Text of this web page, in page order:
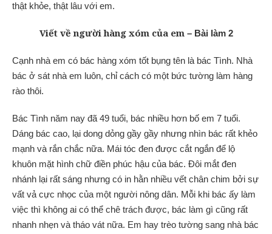
thật khỏe, thật lâu với em.
Viết về người hàng xóm của em – Bài làm 2
Cạnh nhà em có bác hàng xóm tốt bụng tên là bác Tình. Nhà
bác ở sát nhà em luôn, chỉ cách có một bức tường làm hàng
rào thôi.
Bác Tình năm nay đã 49 tuổi, bác nhiều hơn bố em 7 tuổi.
Dáng bác cao, lại dong dỏng gầy gầy nhưng nhìn bác rất khẻo
mạnh và rắn chắc nữa. Mái tóc đen được cắt ngắn để lộ
khuôn mặt hình chữ điền phúc hậu của bác. Đôi mắt đen
nhánh lại rất sáng nhưng có in hằn nhiều vết chân chim bởi sự
vất vả cực nhọc của một người nông dân. Mỗi khi bác ấy làm
việc thì không ai có thể chê trách được, bác làm gì cũng rất
nhanh nhẹn và tháo vát nữa. Em hay trèo tường sang nhà bác